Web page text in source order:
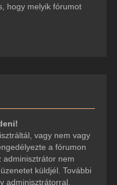
hogy melyik fórumot
vagy nem vagy
a fórumon
adminisztrátor nem
küldjél. További
adminisztrátorral.